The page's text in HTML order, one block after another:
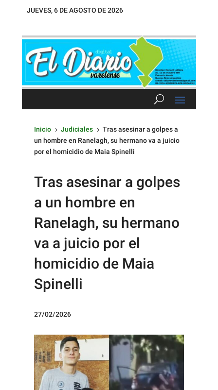
JUEVES, 6 DE AGOSTO DE 2026
Inicio 5 Judiciales 5 Tras asesinar a golpes a
un hombre en Ranelagh, su hermano va a juicio
por el homicidio de Maia Spinelli
Tras asesinar a golpes
a un hombre en
Ranelagh, su hermano
va a juicio por el
homicidio de Maia
Spinelli
27/02/2026